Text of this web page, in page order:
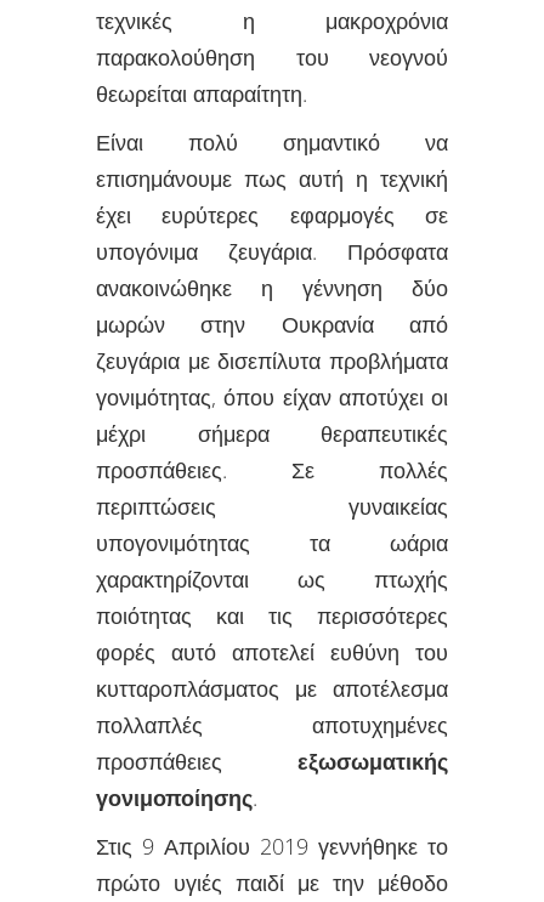
τεχνικές η μακροχρόνια
παρακολούθηση του νεογνού
θεωρείται απαραίτητη.
Είναι πολύ σημαντικό να
επισημάνουμε πως αυτή η τεχνική
έχει ευρύτερες εφαρμογές σε
υπογόνιμα ζευγάρια. Πρόσφατα
ανακοινώθηκε η γέννηση δύο
μωρών στην Ουκρανία από
ζευγάρια με δισεπίλυτα προβλήματα
γονιμότητας, όπου είχαν αποτύχει οι
μέχρι σήμερα θεραπευτικές
προσπάθειες. Σε πολλές
περιπτώσεις γυναικείας
υπογονιμότητας τα ωάρια
χαρακτηρίζονται ως πτωχής
ποιότητας και τις περισσότερες
φορές αυτό αποτελεί ευθύνη του
κυτταροπλάσματος με αποτέλεσμα
πολλαπλές αποτυχημένες
προσπάθειες εξωσωματικής
γονιμοποίησης.
Στις 9 Απριλίου 2019 γεννήθηκε το
πρώτο υγιές παιδί με την μέθοδο